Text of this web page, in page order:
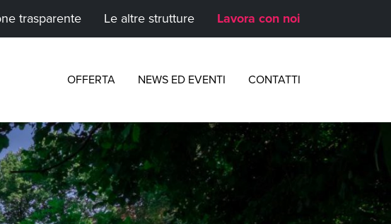
trasparente Le altre strutture Lavora con noi
OFFERTA NEWS ED EVENTI CONTATTI